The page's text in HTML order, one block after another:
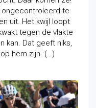
ongecontroleerd te
uit. Het kwijl loopt
tegen de vlakte
kan. Dat geeft niks,
hem zijn. (…)